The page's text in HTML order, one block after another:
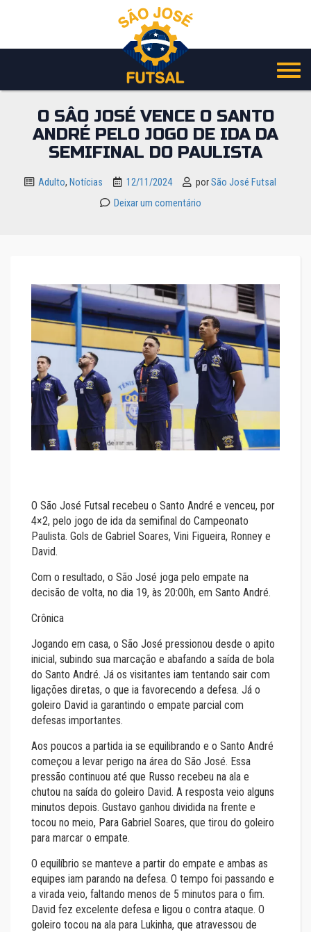
o
O SÂO JOSÉ VENCE O SANTO
ANDRÉ PELO JOGO DE IDA DA
SEMIFINAL DO PAULISTA
Adulto, Notícias 12/11/2024 porSão José Futsal
Deixar um comentário
O São José Futsal recebeu o Santo André e venceu, por
4×2, pelo jogo de ida da semifinal do Campeonato
Paulista. Gols de Gabriel Soares, Vini Figueira, Ronney e
David.
Com o resultado, o São José joga pelo empate na
decisão de volta, no dia 19, às 20:00h, em Santo André.
Crônica
Jogando em casa, o São José pressionou desde o apito
inicial, subindo sua marcação e abafando a saída de bola
do Santo André. Já os visitantes iam tentando sair com
ligações diretas, o que ia favorecendo a defesa. Já o
goleiro David ia garantindo o empate parcial com
defesas importantes.
Aos poucos a partida ia se equilibrando e o Santo André
começou a levar perigo na área do São José. Essa
pressão continuou até que Russo recebeu na ala e
chutou na saída do goleiro David. A resposta veio alguns
minutos depois. Gustavo ganhou dividida na frente e
tocou no meio, Para Gabriel Soares, que tirou do goleiro
para marcar o empate.
O equilíbrio se manteve a partir do empate e ambas as
equipes iam parando na defesa. O tempo foi passando e
a virada veio, faltando menos de 5 minutos para o fim.
David fez excelente defesa e ligou o contra ataque. O
goleiro tocou na ala para Lukinha, que atravessou de